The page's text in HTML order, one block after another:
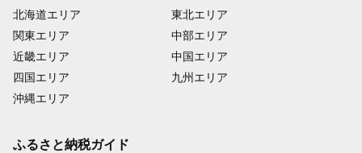
北海道エリア
関東エリア
近畿エリア
四国エリア
沖縄エリア
東北エリア
中部エリア
中国エリア
九州エリア
ふるさと納税ガイド